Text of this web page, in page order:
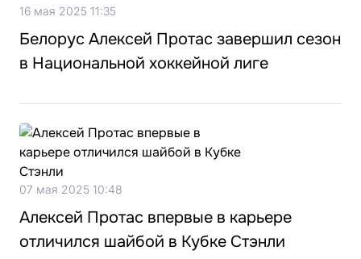
16 мая 2025 11:35
Белорус Алексей Протас завершил сезон
в Национальной хоккейной лиге
07 мая 2025 10:48
Алексей Протас впервые в карьере
отличился шайбой в Кубке Стэнли